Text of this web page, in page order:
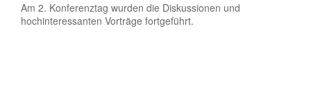
Am 2. Konferenztag wurden die Diskussionen und
hochinteressanten Vorträge fortgeführt.